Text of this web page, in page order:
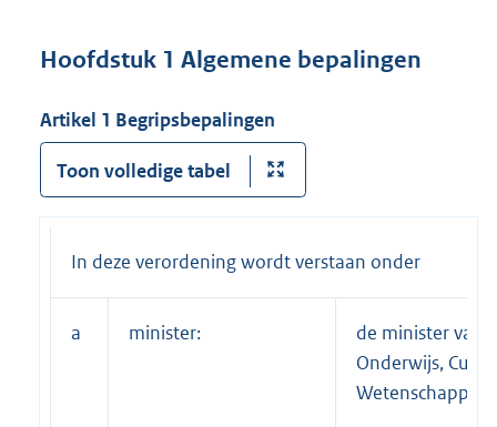
Hoofdstuk 1 Algemene bepalingen
Artikel 1 Begripsbepalingen
Toon volledige tabel
In deze verordening wordt verstaan onder
a minister:
de minister van
Onderwijs,
Wetenschappen;